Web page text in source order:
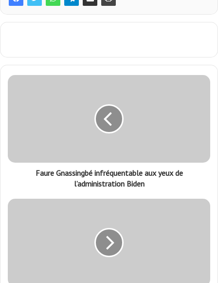
Faure Gnassingbé infréquentable aux yeux de
l’administration Biden